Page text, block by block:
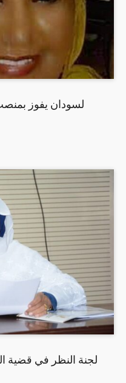
لسودان يفوز
لجنة النظر في قضیة